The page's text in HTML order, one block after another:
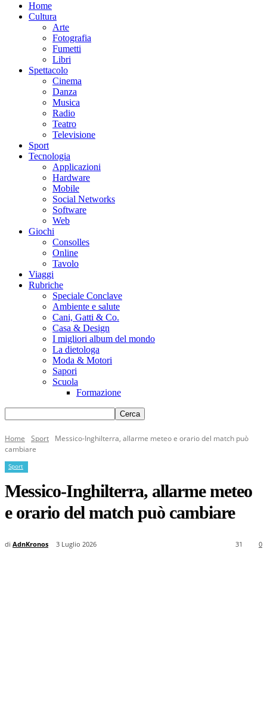
Home
Cultura
Arte
Fotografia
Fumetti
Libri
Spettacolo
Cinema
Danza
Musica
Radio
Teatro
Televisione
Sport
Tecnologia
Applicazioni
Hardware
Mobile
Social Networks
Software
Web
Giochi
Consolles
Online
Tavolo
Viaggi
Rubriche
Speciale Conclave
Ambiente e salute
Cani, Gatti & Co.
Casa & Design
I migliori album del mondo
La dietologa
Moda & Motori
Sapori
Scuola
Formazione
Home Sport
Messico-Inghilterra, allarme meteo e orario del match può
cambiare
Sport
Messico-Inghilterra, allarme meteo
e orario del match può cambiare
di AdnKronos 3 Luglio 2026 0
31